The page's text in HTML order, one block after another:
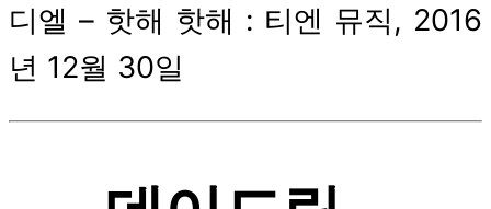
디엘 – 핫해 핫해 : 티엔 뮤직, 2016
년 12월 30일